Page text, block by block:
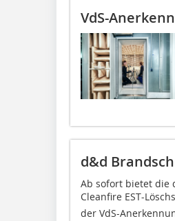
VdS-
d&d
Ab sofort bietet die
Cleanfire EST-
der VdS-